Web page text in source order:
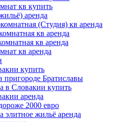
кв купить
аренда
(Студия) кв аренда
кв аренда
кв аренда
кв аренда
купить
пригороде Братиславы
в Словакии купить
аренда
2000 евро
элитное жильё аренда